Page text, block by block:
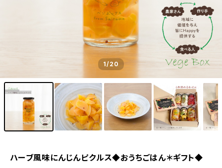
1/20
ハーブ風味にんじんピクルス◆おうちごはん＊ギフト◆